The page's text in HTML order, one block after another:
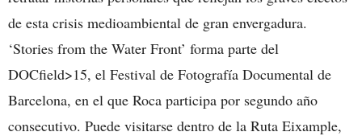
de esta crisis medioambiental de gran envergadura.
‘Stories from the Water Front’ forma parte del
DOCfield>15, el Festival de Fotografía Documental de
Barcelona, en el que Roca participa por segundo año
consecutivo. Puede visitarse dentro de la Ruta Eixample,